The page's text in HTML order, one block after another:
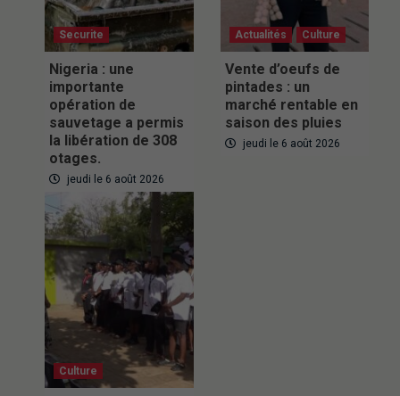
Securite
Nigeria : une
importante
opération de
sauvetage a permis
la libération de 308
otages.
jeudi le 6 août 2026
Actualités Culture
Vente d’oeufs de
pintades : un
marché rentable en
saison des pluies
jeudi le 6 août 2026
Culture